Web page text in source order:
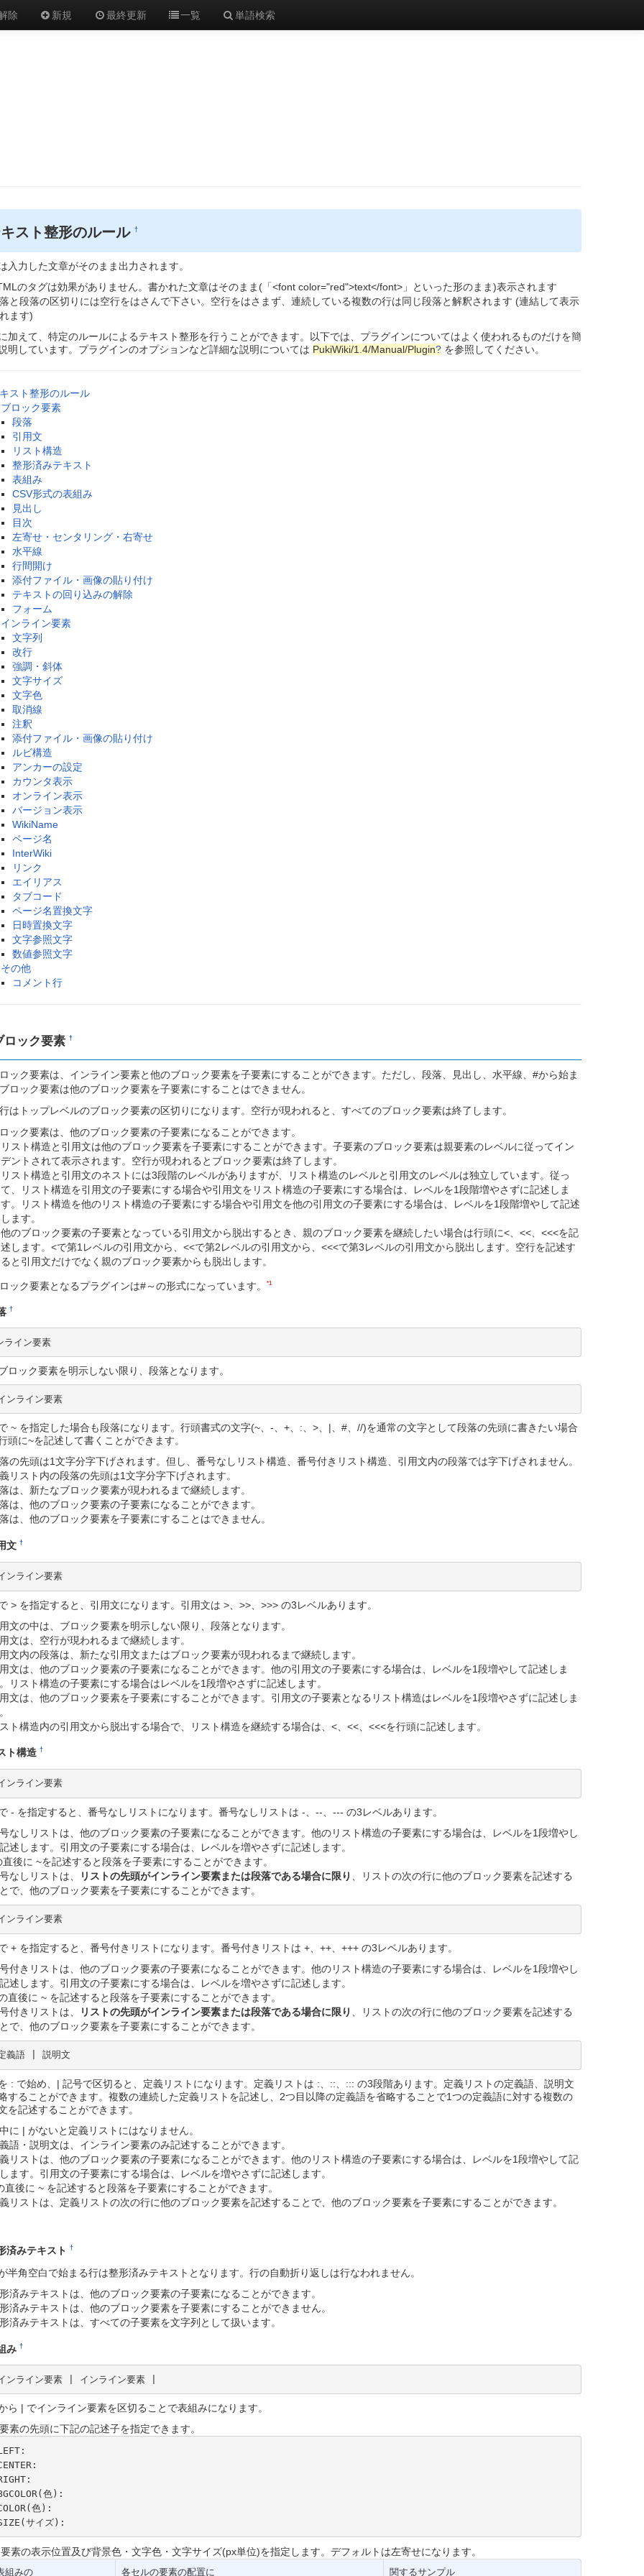
除 新規 最終更新 一覧 単語検索
スト整形のルール†
入力した文章がそのまま出力されます。
のタグは効果がありません。書かれた文章はそのまま(「<font color="red">text</font>」といった形のまま)表示されます
と段落の区切りには空行をはさんで下さい。空行をはさまず、連続している複数の行は同じ段落と解釈されます (連結して表示
ます)
加えて、特定のルールによるテキスト整形を行うことができます。以下では、プラグインについてはよく使われるものだけを簡
明しています。プラグインのオプションなど詳細な説明については PukiWiki/1.4/Manual/Plugin? を参照してください。
スト整形のルール
ブロック要素
段落
引用文
リスト構造
整形済みテキスト
表組み
CSV形式の表組み
見出し
目次
左寄せ・センタリング・右寄せ
水平線
行間開け
添付ファイル・画像の貼り付け
テキストの回り込みの解除
フォーム
インライン要素
文字列
改行
強調・斜体
文字サイズ
文字色
取消線
注釈
添付ファイル・画像の貼り付け
ルビ構造
アンカーの設定
カウンタ表示
オンライン表示
バージョン表示
WikiName
ページ名
InterWiki
リンク
エイリアス
タブコード
ページ名置換文字
日時置換文字
文字参照文字
数値参照文字
その他
コメント行
ロック要素†
ック要素は、インライン要素と他のブロック要素を子要素にすることができます。ただし、段落、見出し、水平線、#から始ま
ロック要素は他のブロック要素を子要素にすることはできません。
はトップレベルのブロック要素の区切りになります。空行が現われると、すべてのブロック要素は終了します。
ック要素は、他のブロック要素の子要素になることができます。
リスト構造と引用文は他のブロック要素を子要素にすることができます。子要素のブロック要素は親要素のレベルに従ってイン
デントされて表示されます。空行が現われるとブロック要素は終了します。
リスト構造と引用文のネストには3段階のレベルがありますが、リスト構造のレベルと引用文のレベルは独立しています。従っ
て、リスト構造を引用文の子要素にする場合や引用文をリスト構造の子要素にする場合は、レベルを1段階増やさずに記述しま
す。リスト構造を他のリスト構造の子要素にする場合や引用文を他の引用文の子要素にする場合は、レベルを1段階増やして記述
します。
他のブロック要素の子要素となっている引用文から脱出するとき、親のブロック要素を継続したい場合は行頭に<、<<、<<<を記
述します。<で第1レベルの引用文から、<<で第2レベルの引用文から、<<<で第3レベルの引用文から脱出します。空行を記述す
ると引用文だけでなく親のブロック要素からも脱出します。
ック要素となるプラグインは#～の形式になっています。 *1
†
ライン要素
ロック要素を明示しない限り、段落となります。
ンライン要素
~ を指定した場合も段落になります。行頭書式の文字(~、-、+、:、>、|、#、//)を通常の文字として段落の先頭に書きたい場合
頭に~を記述して書くことができます。
の先頭は1文字分字下げされます。但し、番号なしリスト構造、番号付きリスト構造、引用文内の段落では字下げされません。
リスト内の段落の先頭は1文字分字下げされます。
は、新たなブロック要素が現われるまで継続します。
は、他のブロック要素の子要素になることができます。
は、他のブロック要素を子要素にすることはできません。
文 †
ンライン要素
> を指定すると、引用文になります。引用文は >、>>、>>> の3レベルあります。
文の中は、ブロック要素を明示しない限り、段落となります。
文は、空行が現われるまで継続します。
文内の段落は、新たな引用文またはブロック要素が現われるまで継続します。
文は、他のブロック要素の子要素になることができます。他の引用文の子要素にする場合は、レベルを1段増やして記述しま
リスト構造の子要素にする場合はレベルを1段増やさずに記述します。
文は、他のブロック要素を子要素にすることができます。引用文の子要素となるリスト構造はレベルを1段増やさずに記述しま
ト構造内の引用文から脱出する場合で、リスト構造を継続する場合は、<、<<、<<<を行頭に記述します。
ト構造 †
ンライン要素
- を指定すると、番号なしリストになります。番号なしリストは -、--、--- の3レベルあります。
なしリストは、他のブロック要素の子要素になることができます。他のリスト構造の子要素にする場合は、レベルを1段増やし
述します。引用文の子要素にする場合は、レベルを増やさずに記述します。
直後に ~を記述すると段落を子要素にすることができます。
なしリストは、
リストの先頭がインライン要素または段落である場合に限り
、リストの次の行に他のブロック要素を記述する
で、他のブロック要素を子要素にすることができます。
ンライン要素
+ を指定すると、番号付きリストになります。番号付きリストは +、++、+++ の3レベルあります。
付きリストは、他のブロック要素の子要素になることができます。他のリスト構造の子要素にする場合は、レベルを1段増やし
述します。引用文の子要素にする場合は、レベルを増やさずに記述します。
直後に ~ を記述すると段落を子要素にすることができます。
付きリストは、
リストの先頭がインライン要素または段落である場合に限り
、リストの次の行に他のブロック要素を記述する
で、他のブロック要素を子要素にすることができます。
義語 | 説明文
: で始め、| 記号で区切ると、定義リストになります。定義リストは :、::、::: の3段階あります。定義リストの定義語、説明文
することができます。複数の連続した定義リストを記述し、2つ目以降の定義語を省略することで1つの定義語に対する複数の
を記述することができます。
に | がないと定義リストにはなりません。
語・説明文は、インライン要素のみ記述することができます。
リストは、他のブロック要素の子要素になることができます。他のリスト構造の子要素にする場合は、レベルを1段増やして記
ます。引用文の子要素にする場合は、レベルを増やさずに記述します。
直後に ~ を記述すると段落を子要素にすることができます。
リストは、定義リストの次の行に他のブロック要素を記述することで、他のブロック要素を子要素にすることができます。
済みテキスト †
半角空白で始まる行は整形済みテキストとなります。行の自動折り返しは行なわれません。
済みテキストは、他のブロック要素の子要素になることができます。
済みテキストは、他のブロック要素を子要素にすることができません。
済みテキストは、すべての子要素を文字列として扱います。
み †
ンライン要素 | インライン要素 |
ら | でインライン要素を区切ることで表組みになります。
素の先頭に下記の記述子を指定できます。
色):
色):
サイズ):
要素の表示位置及び背景色・文字色・文字サイズ(px単位)を指定します。デフォルトは左寄せになります。
組みの 各セルの要素の配置に 関するサンプル